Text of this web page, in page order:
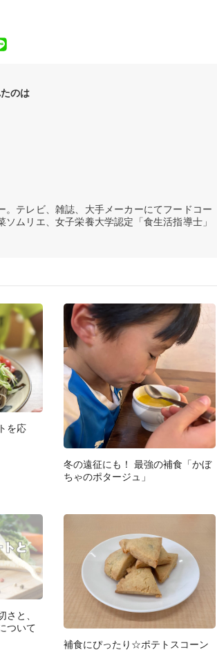
のは
テレビ、雑誌、大手メーカーにてフードコー
ムリエ、女子栄養大学認定「食生活指導士」
を応
冬の遠征にも！ 最強の補食「かぼ
ちゃのポタージュ」
さと、
ついて
補食にぴったり☆ポテトスコーン